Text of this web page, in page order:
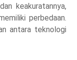
keakuratannya,
perbedaan.
antara teknologi